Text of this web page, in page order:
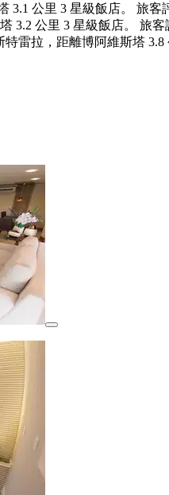
公里 3 星級飯店。 旅客
3.2 公里 3 星級飯店。 旅客
雷拉，距離博阿維斯塔 3.8